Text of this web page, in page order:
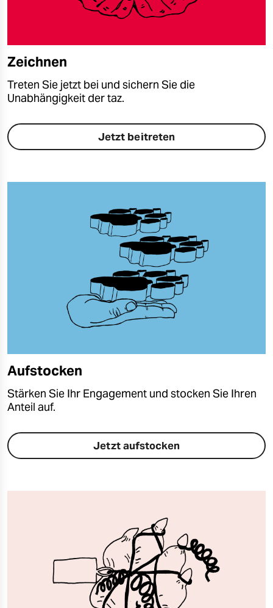
Zeichnen
Treten Sie jetzt bei und sichern Sie die
Unabhängigkeit der taz.
Jetzt beitreten
Aufstocken
Stärken Sie Ihr Engagement und stocken Sie Ihren
Anteil auf.
Jetzt aufstocken